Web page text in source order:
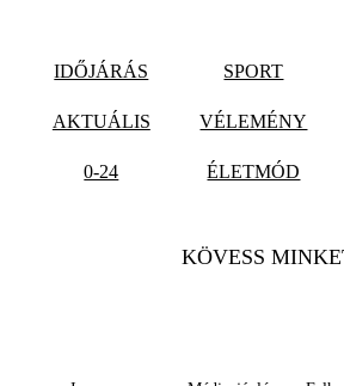
IDŐJÁRÁS SPORT
AKTUÁLIS VÉLEMÉNY
0-24 ÉLETMÓD
KÖVESS